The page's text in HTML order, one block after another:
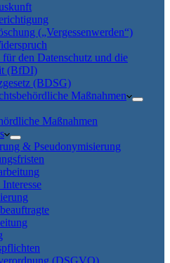
(„Vergessenwerden“)
den Datenschutz und die
(BfDI)
(BDSG)
Maßnahmen
Maßnahmen
& Pseudonymisierung
(DSGVO)